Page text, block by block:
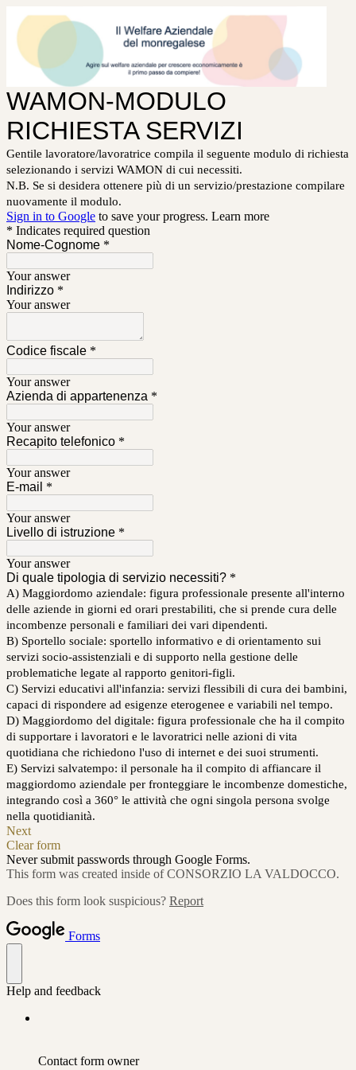
WAMON-MODULO
RICHIESTA SERVIZI
Gentile lavoratore/lavoratrice compila il seguente modulo di richiesta
selezionando i servizi WAMON di cui necessiti.
N.B. Se si desidera ottenere più di un servizio/prestazione compilare
nuovamente il modulo.
Sign in to Google to save your progress. Learn more
* Indicates required question
Nome-Cognome *
Your answer
Indirizzo *
Your answer
Codice fiscale *
Your answer
Azienda di appartenenza *
Your answer
Recapito telefonico *
Your answer
E-mail *
Your answer
Livello di istruzione *
Your answer
Di quale tipologia di servizio necessiti? *
A) Maggiordomo aziendale: figura professionale presente all'interno
delle aziende in giorni ed orari prestabiliti, che si prende cura delle
incombenze personali e familiari dei vari dipendenti.
B) Sportello sociale: sportello informativo e di orientamento sui
servizi socio-assistenziali e di supporto nella gestione delle
problematiche legate al rapporto genitori-figli.
C) Servizi educativi all'infanzia: servizi flessibili di cura dei bambini,
capaci di rispondere ad esigenze eterogenee e variabili nel tempo.
D) Maggiordomo del digitale: figura professionale che ha il compito
di supportare i lavoratori e le lavoratrici nelle azioni di vita
quotidiana che richiedono l'uso di internet e dei suoi strumenti.
E) Servizi salvatempo: il personale ha il compito di affiancare il
maggiordomo aziendale per fronteggiare le incombenze domestiche,
integrando così a 360° le attività che ogni singola persona svolge
nella quotidianità.
Next
Clear form
Never submit passwords through Google Forms.
This form was created inside of CONSORZIO LA VALDOCCO.
Does this form look suspicious? Report
Forms
Help and feedback
Contact form owner